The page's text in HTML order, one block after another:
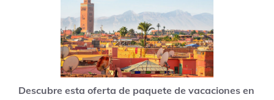
Descubre esta oferta de paquete de vacaciones en